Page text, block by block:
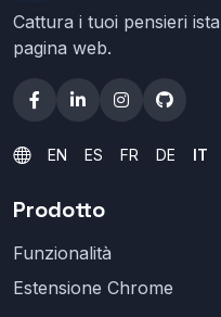
Cattura i tuoi pensieri
pagina web.
EN ES FR DE IT
Prodotto
Funzionalità
Estensione Chrome